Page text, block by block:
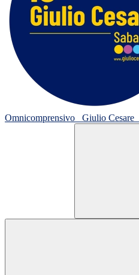
Omnicomprensivo
Giulio Cesare